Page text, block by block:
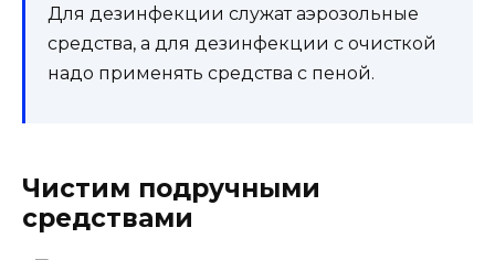
Для дезинфекции служат аэрозольные
средства, а для дезинфекции с очисткой
надо применять средства с пеной.
Чистим подручными
средствами